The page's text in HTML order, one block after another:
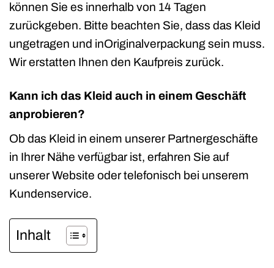
können Sie es innerhalb von 14 Tagen
zurückgeben. Bitte beachten Sie, dass das Kleid
ungetragen und inOriginalverpackung sein muss.
Wir erstatten Ihnen den Kaufpreis zurück.
Kann ich das Kleid auch in einem Geschäft
anprobieren?
Ob das Kleid in einem unserer Partnergeschäfte
in Ihrer Nähe verfügbar ist, erfahren Sie auf
unserer Website oder telefonisch bei unserem
Kundenservice.
Inhalt